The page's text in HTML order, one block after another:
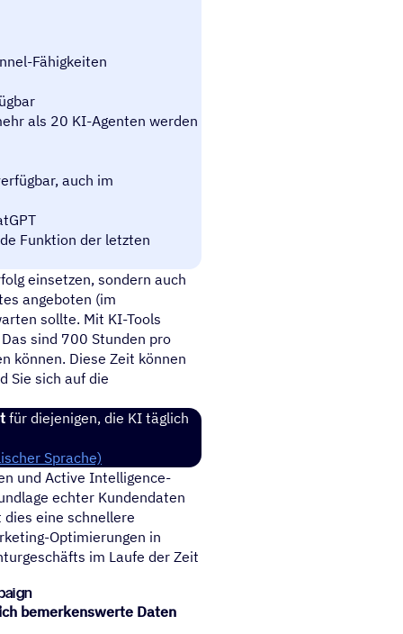
Fähigkeiten
als 20 KI-Agenten werden
auch im
Funktion der letzten
einsetzen, sondern auch
angeboten (im
sollte. Mit KI-Tools
sind 700 Stunden pro
können. Diese Zeit können
Sie sich auf die
für diejenigen, die KI täglich
Sprache)
und Active Intelligence-
echter Kundendaten
eine schnellere
Optimierungen in
im Laufe der Zeit
bemerkenswerte Daten